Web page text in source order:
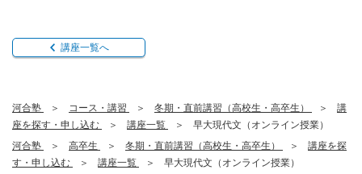
講座一覧へ
河合塾 コース・講習 冬期・直前講習（高校生・高卒生）
講
座を探す・申し込む
講座一覧
早大現代文（オンライン授業）
河合塾
高卒生 冬期・直前講習（高校生・高卒生）
講座を探
す・申し込む
講座一覧
早大現代文（オンライン授業）